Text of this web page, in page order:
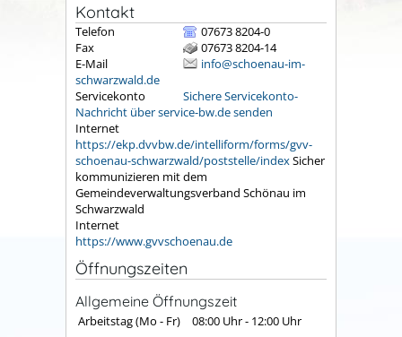
Kontakt
Telefon
07673 8204-0
Fax
07673 8204-14
E-Mail
info@schoenau-im-
schwarzwald.de
Servicekonto
Sichere Servicekonto-
Nachricht über service-bw.de senden
Internet
https://ekp.dvvbw.de/intelliform/forms/gvv-
schoenau-schwarzwald/poststelle/indexSicher
kommunizieren mit dem
Gemeindeverwaltungsverband Schönau im
Schwarzwald
Internet
https://www.gvvschoenau.de
Öffnungszeiten
Allgemeine Öffnungszeit
Arbeitstag (Mo - Fr) 08:00 Uhr- 12:00 Uhr